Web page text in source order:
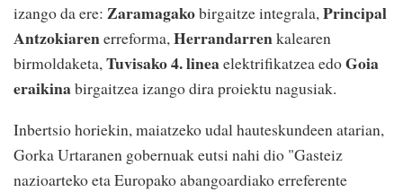
izango da ere: Zaramagakobirgaitze integrala,Principal
Antzokiarenerreforma,Herrandarrenkalearen
birmoldaketa,Tuvisako 4. lineaelektrifikatzea edoGoia
eraikinabirgaitzea izango dira proiektu nagusiak.
Inbertsio horiekin, maiatzeko udal hauteskundeen atarian,
Gorka Urtaranen gobernuak eutsi nahi dio "Gasteiz
nazioarteko eta Europako abangoardiako erreferente